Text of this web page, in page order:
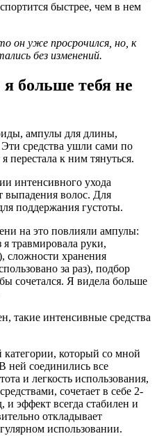
быстрее, чем в нем
он уже просрочился, но, к
без изменений.
больше тебя не
ампулы для длины,
средства ушли сами по
перестала к ним тянуться.
интенсивного ухода
выпадения волос. Для
поддержания густоты.
на это повлияли ампулы:
травмировала руки,
сложности хранения
за раз), подбор
сочетался. Я видела больше
такие интенсивные средства
который со мной
ней соединились все
и легкость использования,
сочетает в себе 2-
эффект всегда стабилен и
откладывает
использовании.